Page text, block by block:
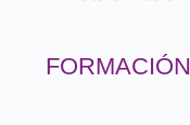
FORMACIÓN